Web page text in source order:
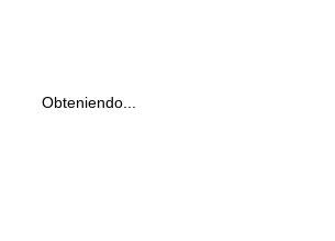
Obteniendo...